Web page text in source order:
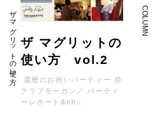
ザ マグリットの使い方 ザ マグリットの
使い方 vol.2
還暦のお祝いパーティー @
クラブモーガン／ パーティ
ーレポート&nb...
COLUMN